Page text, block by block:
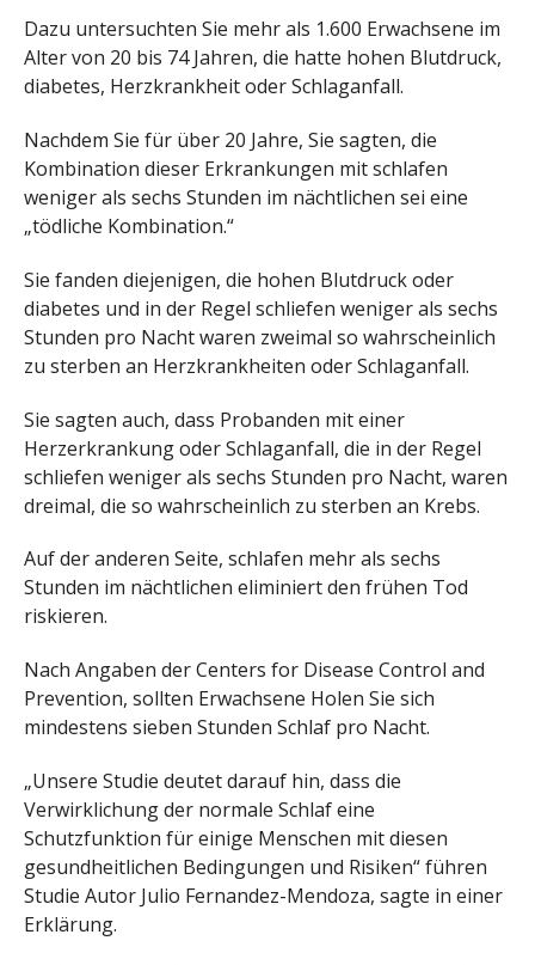
Dazu untersuchten Sie mehr als 1.600 Erwachsene im
Alter von 20 bis 74 Jahren, die hatte hohen Blutdruck,
diabetes, Herzkrankheit oder Schlaganfall.
Nachdem Sie für über 20 Jahre, Sie sagten, die
Kombination dieser Erkrankungen mit schlafen
weniger als sechs Stunden im nächtlichen sei eine
„tödliche Kombination.“
Sie fanden diejenigen, die hohen Blutdruck oder
diabetes und in der Regel schliefen weniger als sechs
Stunden pro Nacht waren zweimal so wahrscheinlich
zu sterben an Herzkrankheiten oder Schlaganfall.
Sie sagten auch, dass Probanden mit einer
Herzerkrankung oder Schlaganfall, die in der Regel
schliefen weniger als sechs Stunden pro Nacht, waren
dreimal, die so wahrscheinlich zu sterben an Krebs.
Auf der anderen Seite, schlafen mehr als sechs
Stunden im nächtlichen eliminiert den frühen Tod
riskieren.
Nach Angaben der Centers for Disease Control and
Prevention, sollten Erwachsene Holen Sie sich
mindestens sieben Stunden Schlaf pro Nacht.
„Unsere Studie deutet darauf hin, dass die
Verwirklichung der normale Schlaf eine
Schutzfunktion für einige Menschen mit diesen
gesundheitlichen Bedingungen und Risiken“ führen
Studie Autor Julio Fernandez-Mendoza, sagte in einer
Erklärung.